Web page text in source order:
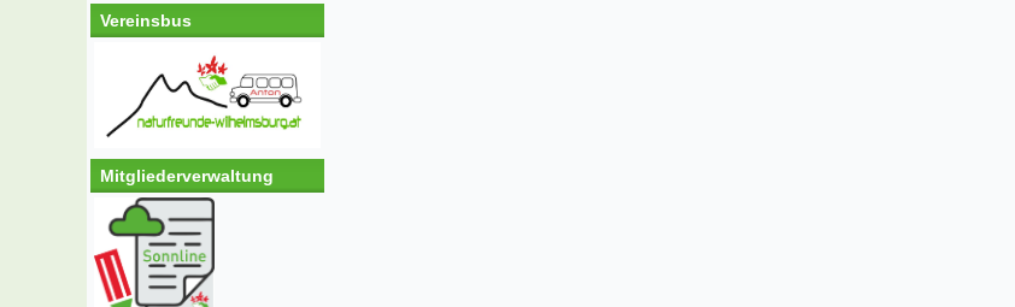
Vereinsbus
Mitgliederverwaltung